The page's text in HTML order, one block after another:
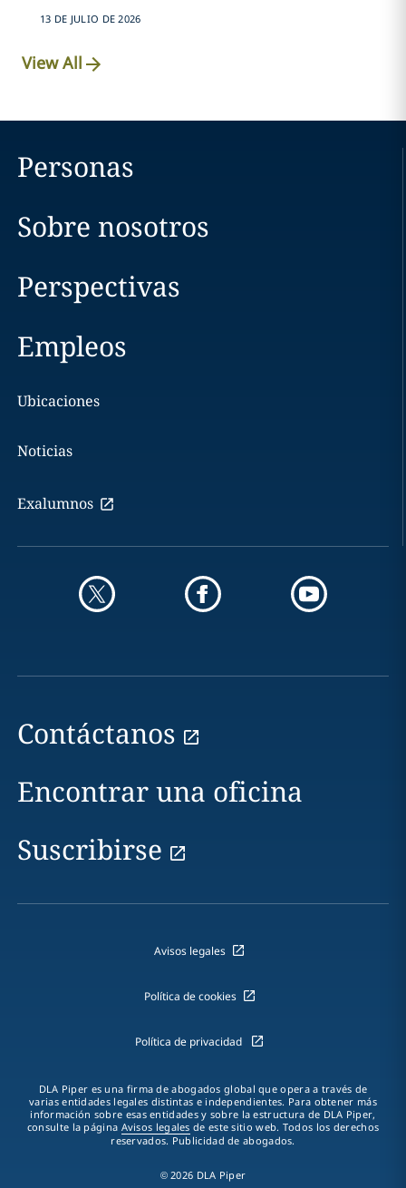
13 DE JULIO DE 2026
View All
Personas
Sobre nosotros
Perspectivas
Empleos
Ubicaciones
Noticias
Exalumnos
Contáctanos
Encontrar una oficina
Suscribirse
Avisos legales
Política de cookies
Política de privacidad
DLA Piper es una firma de abogados global que opera a través de
varias entidades legales distintas e independientes. Para obtener más
información sobre esas entidades y sobre la estructura de DLA Piper,
consulte la página Avisos legales de este sitio web. Todos los derechos
reservados. Publicidad de abogados.
© 2026 DLA Piper